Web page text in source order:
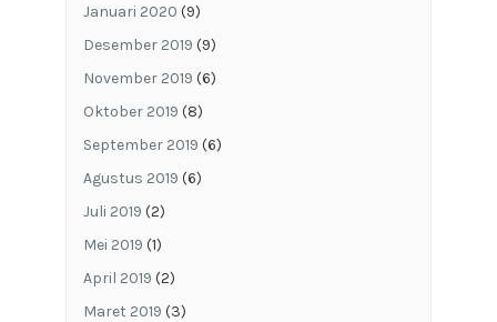
Januari 2020 (9)
Desember 2019 (9)
November 2019 (6)
Oktober 2019 (8)
September 2019 (6)
Agustus 2019 (6)
Juli 2019 (2)
Mei 2019 (1)
April 2019 (2)
Maret 2019 (3)